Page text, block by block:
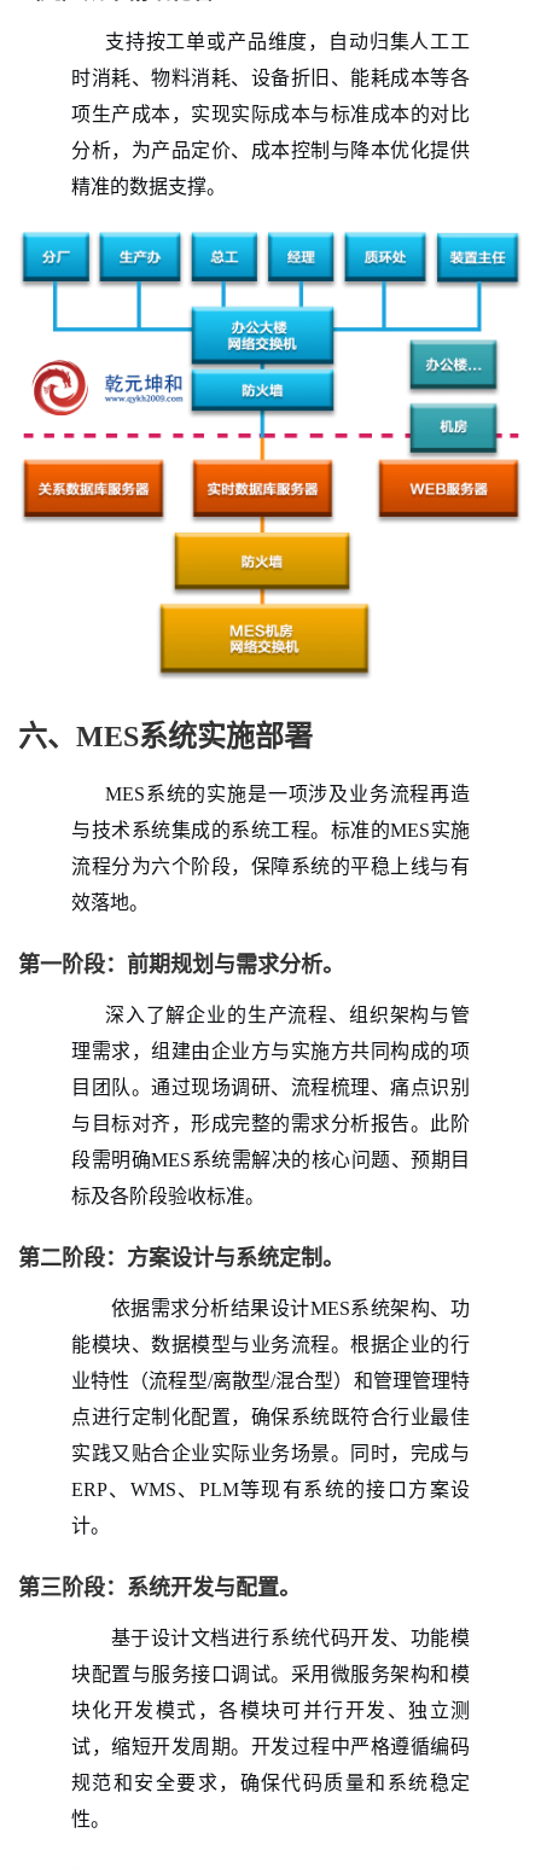
支持按工单或产品维度，自动归集人工工
时消耗、物料消耗、设备折旧、能耗成本等各
项生产成本，实现实际成本与标准成本的对比
分析，为产品定价、成本控制与降本优化提供
精准的数据支撑。
六、MES系统实施部署
MES系统的实施是一项涉及业务流程再造
与技术系统集成的系统工程。标准的MES实施
流程分为六个阶段，保障系统的平稳上线与有
效落地。
第一阶段：前期规划与需求分析。
深入了解企业的生产流程、组织架构与管
理需求，组建由企业方与实施方共同构成的项
目团队。通过现场调研、流程梳理、痛点识别
与目标对齐，形成完整的需求分析报告。此阶
段需明确MES系统需解决的核心问题、预期目
标及各阶段验收标准。
第二阶段：方案设计与系统定制。
依据需求分析结果设计MES系统架构、功
能模块、数据模型与业务流程。根据企业的行
业特性（流程型/离散型/混合型）和管理管理特
点进行定制化配置，确保系统既符合行业最佳
实践又贴合企业实际业务场景。同时，完成与
ERP、WMS、PLM等现有系统的接口方案设
计。
第三阶段：系统开发与配置。
基于设计文档进行系统代码开发、功能模
块配置与服务接口调试。采用微服务架构和模
块化开发模式，各模块可并行开发、独立测
试，缩短开发周期。开发过程中严格遵循编码
规范和安全要求，确保代码质量和系统稳定
性。